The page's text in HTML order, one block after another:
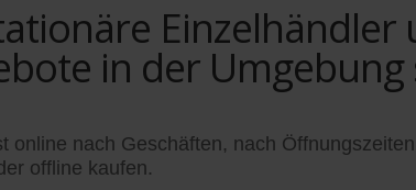
Einzelhändler
in der
online nach Geschäften, nach
offline kaufen.